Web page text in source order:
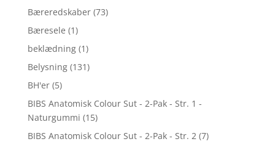
Bæreredskaber (73)
Bæresele (1)
beklædning (1)
Belysning (131)
BH'er (5)
BIBS Anatomisk Colour Sut - 2-Pak - Str. 1 -
Naturgummi (15)
BIBS Anatomisk Colour Sut - 2-Pak - Str. 2 (7)